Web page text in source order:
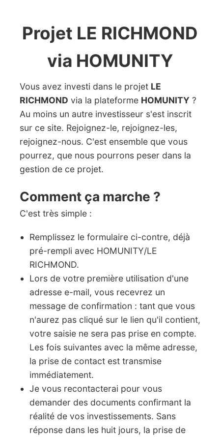
Projet LE RICHMOND
via HOMUNITY
Vous avez investi dans le projet LE
RICHMOND via la plateforme HOMUNITY ?
Au moins un autre investisseur s'est inscrit
sur ce site. Rejoignez-le, rejoignez-les,
rejoignez-nous. C'est ensemble que vous
pourrez, que nous pourrons peser dans la
gestion de ce projet.
Comment ça marche ?
C'est très simple :
Remplissez le formulaire ci-contre, déjà
pré-rempli avec HOMUNITY/LE
RICHMOND.
Lors de votre première utilisation d'une
adresse e-mail, vous recevrez un
message de confirmation : tant que vous
n'aurez pas cliqué sur le lien qu'il contient,
votre saisie ne sera pas prise en compte.
Les fois suivantes avec la même adresse,
la prise de contact est transmise
immédiatement.
Je vous recontacterai pour vous
demander des documents confirmant la
réalité de vos investissements. Sans
réponse dans les huit jours, la prise de